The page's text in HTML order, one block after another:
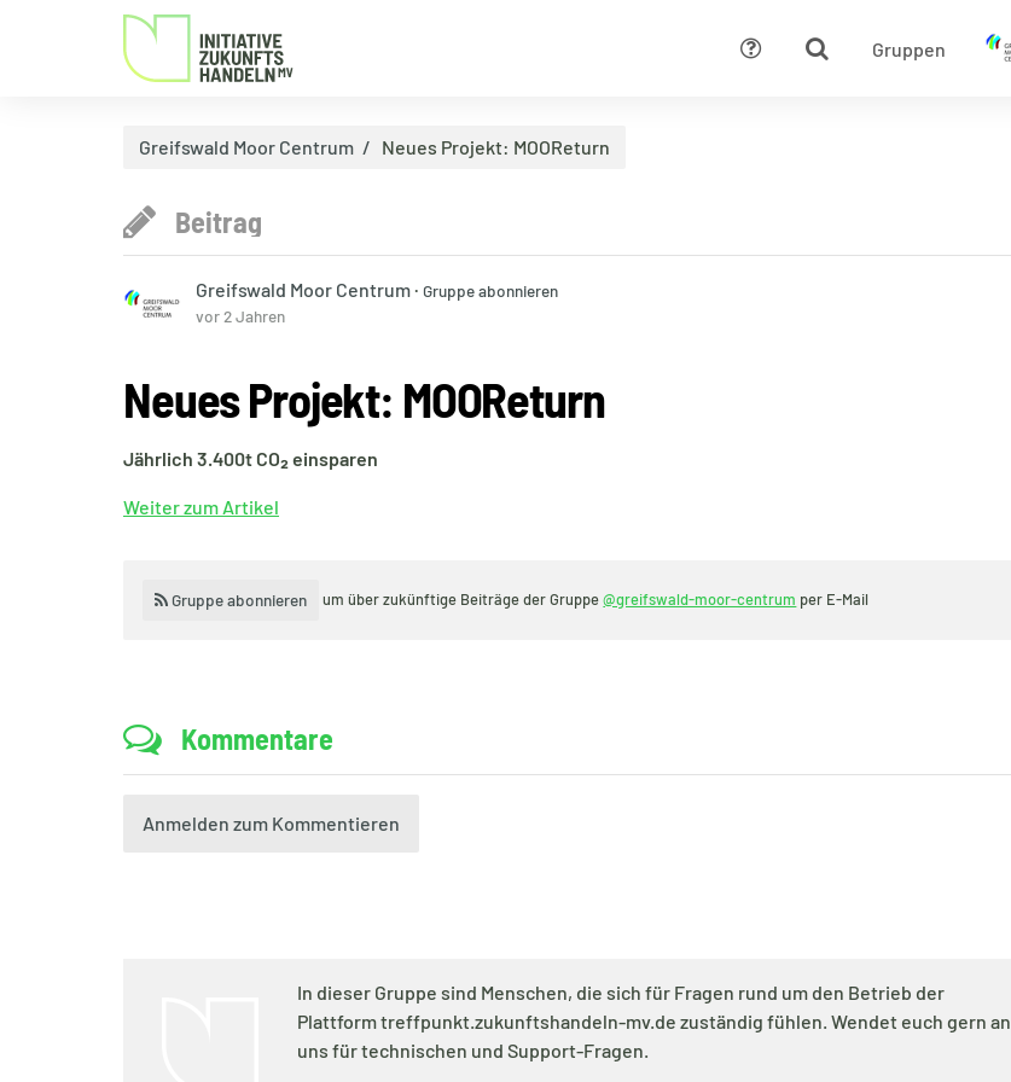
Gruppen
Hilfe
Greifswald Moor Centrum Neues Projekt: MOOReturn
Beitrag
Greifswald Moor Centrum· Gruppe abonnieren
vor 2 Jahren
Neues Projekt: MOOReturn
Jährlich 3.400t CO₂ einsparen
Weiter zum Artikel
Gruppe abonnieren um über zukünftige Beiträge der Gruppe@greifswald-moor-centrum per E-Mail
Kommentare
Anmelden zum Kommentieren
In dieser Gruppe sind Menschen, die sich für Fragen rund um den Betrieb der
Plattform treffpunkt.zukunftshandeln-mv.de zuständig fühlen. Wendet euch gern an
uns für technischen und Support-Fragen.